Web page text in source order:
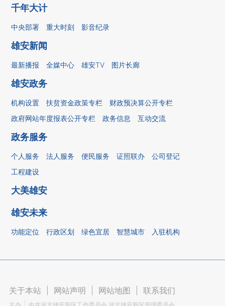
千年大计
中央部署 重大时刻 影音纪录
雄安新闻
最新播报 全媒中心 雄安TV 图片长廊
雄安政务
机构设置 扶贫资金政策专栏
财政预决算公开专栏
政府网站年度报表公开专栏
政务信息 互动交流
政务服务
个人服务 法人服务 便民服务 证照联办
公司登记
工程建设
大美雄安
雄安未来
功能定位 行政区划 绿色宜居 智慧城市 入驻机构
关于本站 网站声明 网站地图 联系我们